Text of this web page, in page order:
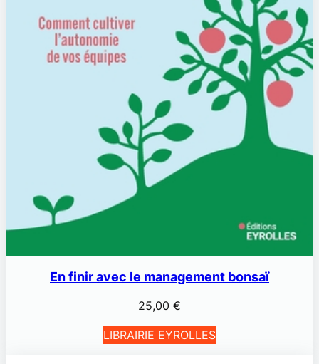
En finir avec le management bonsaï
25,00 €
LIBRAIRIE EYROLLES